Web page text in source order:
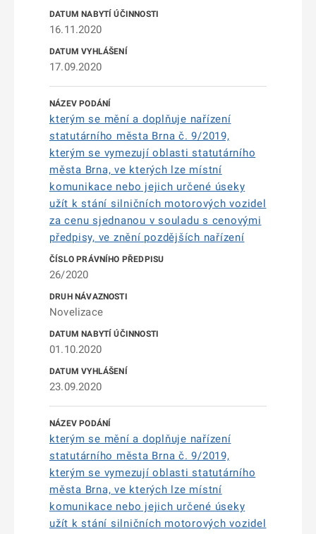
16.11.2020
17.09.2020
kterým se mění a doplňuje nařízení
statutárního města Brna č. 9/2019,
kterým se vymezují oblasti statutárního
města Brna, ve kterých lze místní
komunikace nebo jejich určené úseky
užít k stání silničních motorových vozidel
za cenu sjednanou v souladu s cenovými
předpisy, ve znění pozdějších nařízení
26/2020
Novelizace
01.10.2020
23.09.2020
kterým se mění a doplňuje nařízení
statutárního města Brna č. 9/2019,
kterým se vymezují oblasti statutárního
města Brna, ve kterých lze místní
komunikace nebo jejich určené úseky
užít k stání silničních motorových vozidel